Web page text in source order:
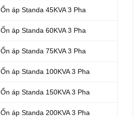
Ổn áp Standa 45KVA 3 Pha
Ổn áp Standa 60KVA 3 Pha
Ổn áp Standa 75KVA 3 Pha
Ổn áp Standa 100KVA 3 Pha
Ổn áp Standa 150KVA 3 Pha
Ổn áp Standa 200KVA 3 Pha